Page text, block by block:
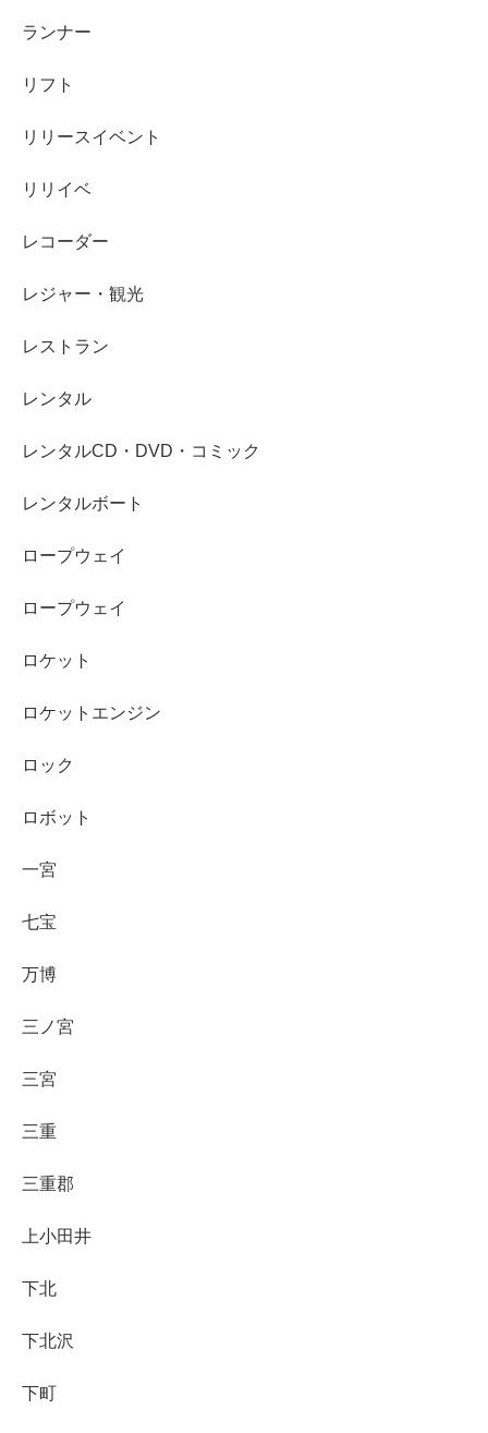
ランナー
リフト
リリースイベント
リリイベ
レコーダー
レジャー・観光
レストラン
レンタル
レンタルCD・DVD・コミック
レンタルボート
ロープウェイ
ロープウェイ
ロケット
ロケットエンジン
ロック
ロボット
一宮
七宝
万博
三ノ宮
三宮
三重
三重郡
上小田井
下北
下北沢
下町